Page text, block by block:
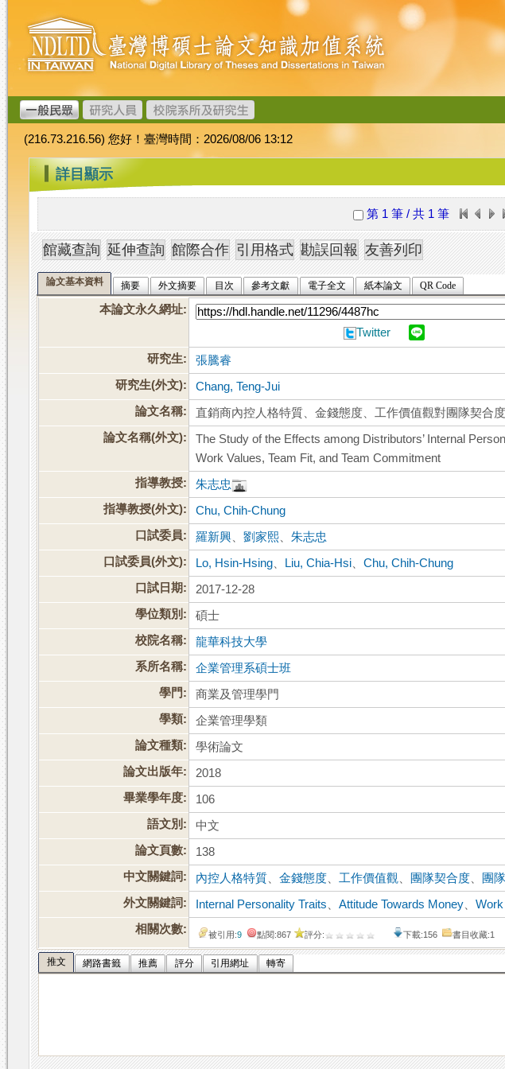
跳
到
主
要
內
容
臺
灣
博
碩
士
論
文
加
值
系
統
(216.73.216.56) 您好！臺灣時間：2026/08/06 13:12
::: 詳目顯示
第 1 筆 / 共 1 筆
論文基本資料 摘要 外文摘要 目次 參考文獻 電子全文 紙本論文 QR Code
本論文永久網址:
Twitter
研究生:
張騰睿
研究生(外文):
Chang, Teng-Jui
論文名稱:
直銷商內控人格特質、金錢態度、工作價值觀對團隊契合
論文名稱(外文):
The Study of the Effects among Distributors’ Internal
Work Values, Team Fit, and Team Commitment
指導教授:
朱志忠
指導教授(外文):
Chu, Chih-Chung
口試委員:
羅新興 、劉家熙 、朱志忠
口試委員(外文):
Lo, Hsin-Hsing Liu, Chia-Hsi 、Chu, Chih-Chung
口試日期:
2017-12-28
學位類別:
碩士
校院名稱:
龍華科技大學
系所名稱:
企業管理系碩士班
學門:
商業及管理學門
學類:
企業管理學類
論文種類:
學術論文
論文出版年:
2018
畢業學年度:
106
語文別:
中文
論文頁數:
138
中文關鍵詞:
內控人格特質 、金錢態度 工作價值觀 團隊契合度
團
外文關鍵詞:
Internal Personality Traits 、Attitude Towards Money 、
相關次數:
被引用:9 點閱:867 評分: 下載:156 書目收藏:1
推文 網路書籤 推薦 評分 引用網址 轉寄